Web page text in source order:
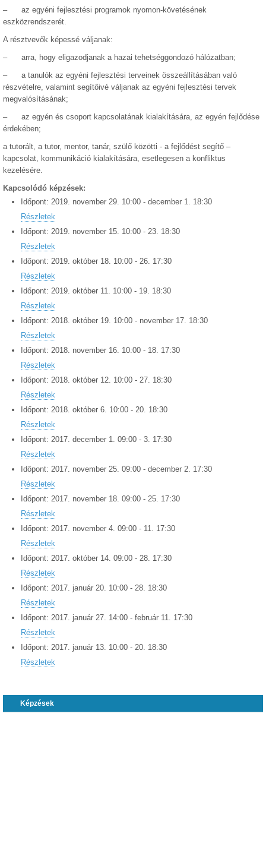
– az egyéni fejlesztési programok nyomon-követésének
eszközrendszerét.
A résztvevők képessé váljanak:
– arra, hogy eligazodjanak a hazai tehetséggondozó hálózatban;
– a tanulók az egyéni fejlesztési terveinek összeállításában való
részvételre, valamint segítőivé váljanak az egyéni fejlesztési tervek
megvalósításának;
– az egyén és csoport kapcsolatának kialakítására, az egyén fejlődése
érdekében;
a tutorált, a tutor, mentor, tanár, szülő közötti - a fejlődést segítő –
kapcsolat, kommunikáció kialakítására, esetlegesen a konfliktus
kezelésére.
Kapcsolódó képzések:
Időpont: 2019. november 29. 10:00 - december 1. 18:30
Részletek
Időpont: 2019. november 15. 10:00 - 23. 18:30
Részletek
Időpont: 2019. október 18. 10:00 - 26. 17:30
Részletek
Időpont: 2019. október 11. 10:00 - 19. 18:30
Részletek
Időpont: 2018. október 19. 10:00 - november 17. 18:30
Részletek
Időpont: 2018. november 16. 10:00 - 18. 17:30
Részletek
Időpont: 2018. október 12. 10:00 - 27. 18:30
Részletek
Időpont: 2018. október 6. 10:00 - 20. 18:30
Részletek
Időpont: 2017. december 1. 09:00 - 3. 17:30
Részletek
Időpont: 2017. november 25. 09:00 - december 2. 17:30
Részletek
Időpont: 2017. november 18. 09:00 - 25. 17:30
Részletek
Időpont: 2017. november 4. 09:00 - 11. 17:30
Részletek
Időpont: 2017. október 14. 09:00 - 28. 17:30
Részletek
Időpont: 2017. január 20. 10:00 - 28. 18:30
Részletek
Időpont: 2017. január 27. 14:00 - február 11. 17:30
Részletek
Időpont: 2017. január 13. 10:00 - 20. 18:30
Részletek
Képzések